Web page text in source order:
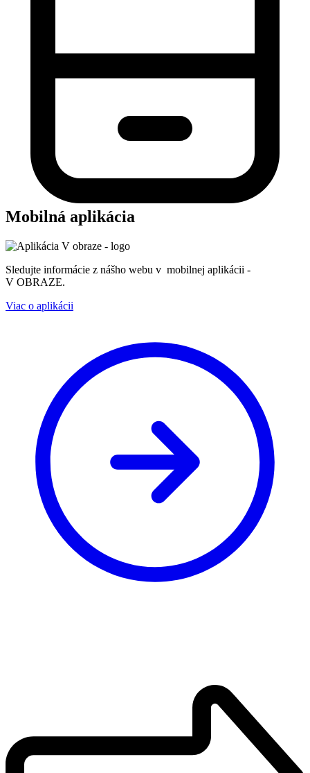
Mobilná aplikácia
Sledujte informácie z nášho webu v mobilnej aplikácii -
V OBRAZE.
Viac o aplikácii